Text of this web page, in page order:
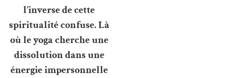
l’inverse de cette
spiritualité confuse. Là
où le yoga cherche une
dissolution dans une
énergie impersonnelle